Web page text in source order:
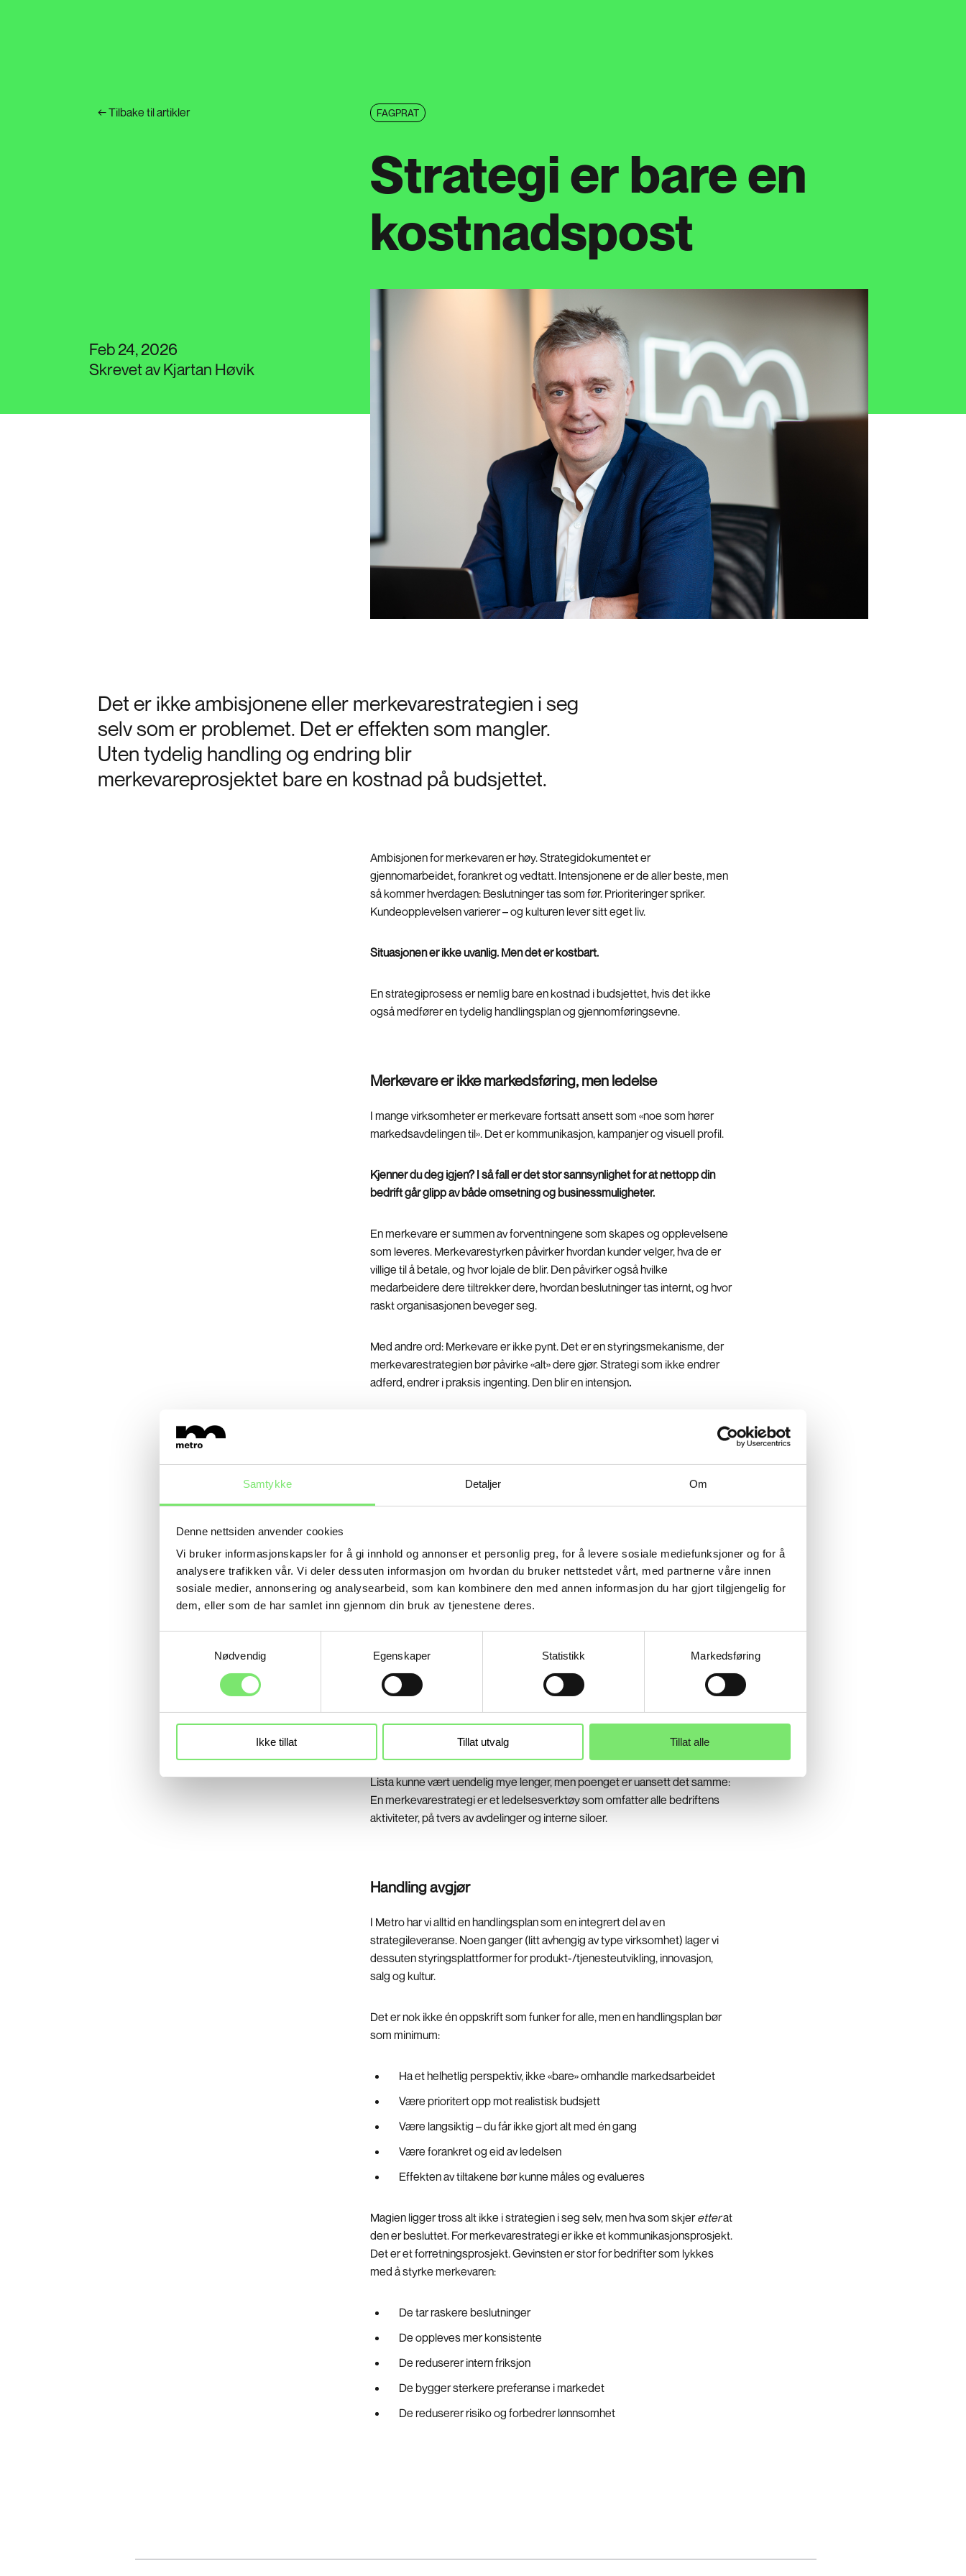
Samtykke Detaljer Om
Denne nettsiden anvender cookies
Vi bruker informasjonskapsler for å gi innhold og annonser et personlig preg, for å levere sosiale mediefunksjoner og for å
analysere trafikken vår. Vi deler dessuten informasjon om hvordan du bruker nettstedet vårt, med partnerne våre innen
sosiale medier, annonsering og analysearbeid, som kan kombinere den med annen informasjon du har gjort tilgjengelig for
dem, eller som de har samlet inn gjennom din bruk av tjenestene deres.
Nødvendig
Egenskaper Statistikk Markedsføring
Ikke tillat Tillat utvalg Tillat alle
←Tilbake til artikler FAGPRAT
Strategi er bare en
kostnadspost
Feb 24, 2026
Skrevet av Kjartan Høvik
Det er ikke ambisjonene eller merkevarestrategien i seg
selv som er problemet. Det er effekten som mangler.
Uten tydelig handling og endring blir
merkevareprosjektet bare en kostnad på budsjettet.
Ambisjonen for merkevaren er høy. Strategidokumentet er
gjennomarbeidet, forankret og vedtatt. Intensjonene er de aller beste, men
så kommer hverdagen: Beslutninger tas som før. Prioriteringer spriker.
Kundeopplevelsen varierer – og kulturen lever sitt eget liv.
Situasjonen er ikke uvanlig. Men det er kostbart.
En strategiprosess er nemlig bare en kostnad i budsjettet, hvis det ikke
også medfører en tydelig handlingsplan og gjennomføringsevne.
Merkevare er ikke markedsføring, men ledelse
I mange virksomheter er merkevare fortsatt ansett som «noe som hører
markedsavdelingen til». Det er kommunikasjon, kampanjer og visuell profil.
Kjenner du deg igjen? I så fall er det stor sannsynlighet for at nettopp din
bedrift går glipp av både omsetning og businessmuligheter.
En merkevare er summen av forventningene som skapes og opplevelsene
som leveres. Merkevarestyrken påvirker hvordan kunder velger, hva de er
villige til å betale, og hvor lojale de blir. Den påvirker også hvilke
medarbeidere dere tiltrekker dere, hvordan beslutninger tas internt, og hvor
raskt organisasjonen beveger seg.
Med andre ord: Merkevare er ikke pynt. Det er en styringsmekanisme, der
merkevarestrategien bør påvirke «alt» dere gjør. Strategi som ikke endrer
adferd, endrer i praksis ingenting. Den blir en intensjon.
I Metro er vi heldige og får jobbe strategisk med noen av Norges fremste
merkevarer. Det er spennende og givende! Og er det en fellesnevner vi ser,
I handlingsplanene er det ikke «bare» kommunikasjon som berøres, men
alle kontaktpunkter bedriften har med omverdenen:
Produkt- og tjenesteutvikling
Innovasjon
Salgs- og markedsarbeid
Kundeservice
Lista kunne vært uendelig mye lenger, men poenget er uansett det samme:
En merkevarestrategi er et ledelsesverktøy som omfatter alle bedriftens
aktiviteter, på tvers av avdelinger og interne siloer.
Handling avgjør
I Metro har vi alltid en handlingsplan som en integrert del av en
strategileveranse. Noen ganger (litt avhengig av type virksomhet) lager vi
dessuten styringsplattformer for produkt-/tjenesteutvikling, innovasjon,
salg og kultur.
Det er nok ikke én oppskrift som funker for alle, men en handlingsplan bør
som minimum:
Ha et helhetlig perspektiv, ikke «bare» omhandle markedsarbeidet
Være prioritert opp mot realistisk budsjett
Være langsiktig – du får ikke gjort alt med én gang
Være forankret og eid av ledelsen
Effekten av tiltakene bør kunne måles og evalueres
Magien ligger tross alt ikke i strategien i seg selv, men hva som skjeretterat
den er besluttet. For merkevarestrategi er ikke et kommunikasjonsprosjekt.
Det er et forretningsprosjekt. Gevinsten er stor for bedrifter som lykkes
med å styrke merkevaren:
De tar raskere beslutninger
De oppleves mer konsistente
De reduserer intern friksjon
De bygger sterkere preferanse i markedet
De reduserer risiko og forbedrer lønnsomhet